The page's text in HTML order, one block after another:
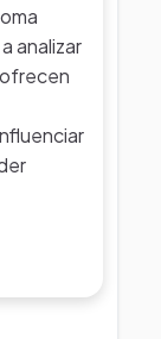
analizar